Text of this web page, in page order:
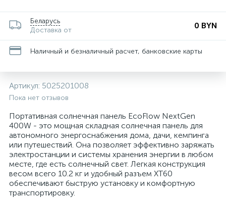
Беларусь
Доставка от
0 BYN
Наличный и безналичный расчет, банковские карты
Артикул: 5025201008
Пока нет отзывов
Портативная солнечная панель EcoFlow NextGen
400W - это мощная складная солнечная панель для
автономного энергоснабжения дома, дачи, кемпинга
или путешествий. Она позволяет эффективно заряжать
электростанции и системы хранения энергии в любом
месте, где есть солнечный свет. Легкая конструкция
весом всего 10.2 кг и удобный разъем XT60
обеспечивают быструю установку и комфортную
транспортировку.